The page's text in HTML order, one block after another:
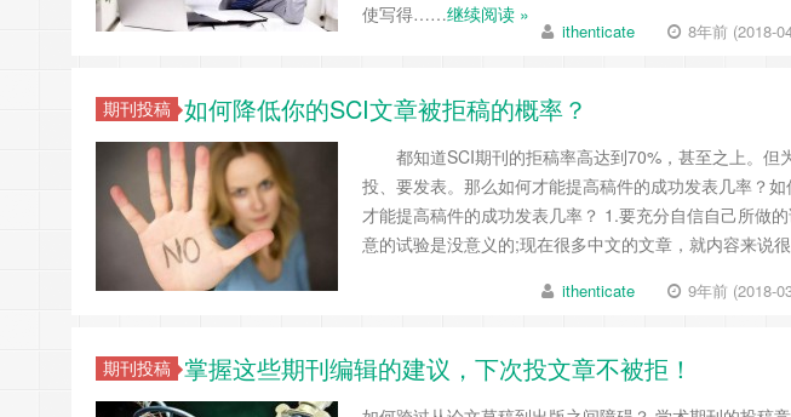
使写得……继续阅读 »
ithenticate 8年前 (2018-
期刊投稿 如何降低你的SCI文章被拒稿的概率？
都知道SCI期刊的拒稿率高达到70%，甚至之上。但
投、要发表。那么如何才能提高稿件的成功发表几率？
才能提高稿件的成功发表几率？ 1.要充分自信自己所做
意的试验是没意义的;现在很多中文的文章，就内容来
ithenticate 9年前 (2018-
期刊投稿 掌握这些期刊编辑的建议，下次投文章不被拒！